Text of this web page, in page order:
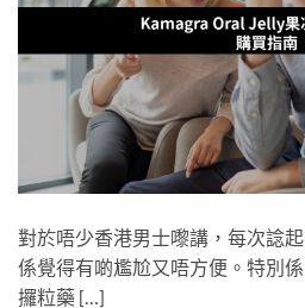
對於唔少香港男士嚟講，每次諗
係覺得有啲尷尬又唔方便。特別
攞粒藥 […]